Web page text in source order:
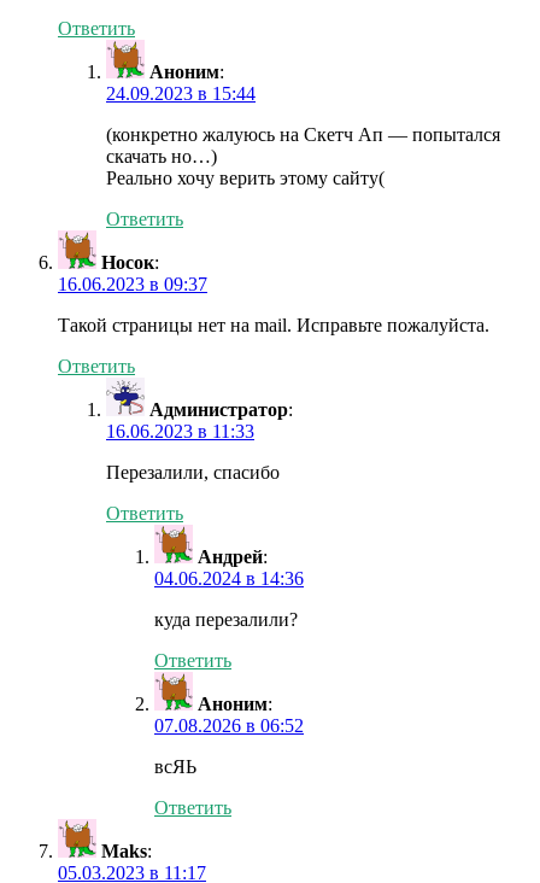
Ответить
Аноним:
24.09.2023 в 15:44
(конкретно жалуюсь на Скетч Ап — попытался
скачать но…)
Реально хочу верить этому сайту(
Ответить
Носок:
16.06.2023 в 09:37
Такой страницы нет на mail. Исправьте пожалуйста.
Ответить
Администратор:
16.06.2023 в 11:33
Перезалили, спасибо
Ответить
Андрей:
04.06.2024 в 14:36
куда перезалили?
Ответить
Аноним:
07.08.2026 в 06:52
всЯЬ
Ответить
Maks:
05.03.2023 в 11:17